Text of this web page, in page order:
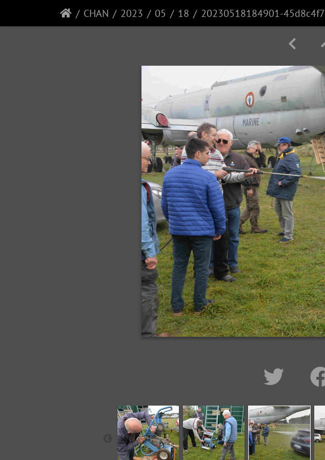
CHAN 2023 05 18 20230518184901-45d8c4f7